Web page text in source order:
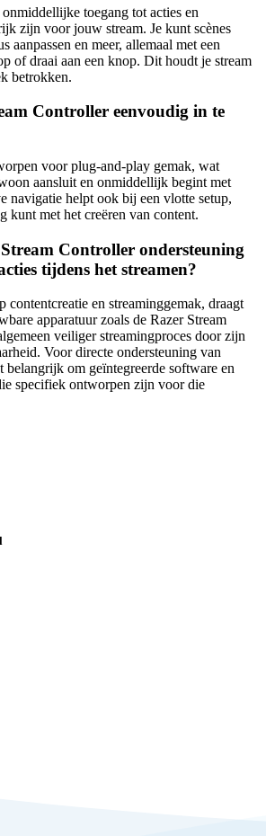
toegang tot acties en
zijn voor jouw stream. Je kunt scènes
aanpassen en meer, allemaal met een
of draai aan een knop. Dit houdt je stream
betrokken.
Controller eenvoudig in te
voor plug-and-play gemak, wat
aansluit en onmiddellijk begint met
navigatie helpt ook bij een vlotte setup,
kunt met het creëren van content.
Controller ondersteuning
tijdens het streamen?
en streaminggemak, draagt
apparatuur zoals de Razer Stream
veiliger streamingproces door zijn
Voor directe ondersteuning van
belangrijk om geïntegreerde software en
specifiek ontworpen zijn voor die